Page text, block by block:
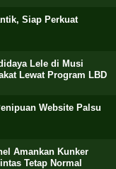
Siap Perkuat
Lele di Musi
Lewat Program LBD
Website Palsu
Amankan Kunker
Tetap Normal